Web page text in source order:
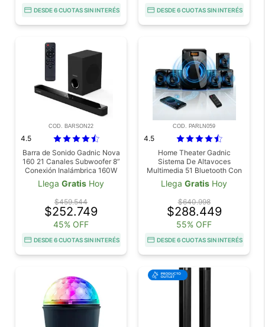
DESDE 6 CUOTAS SIN INTERÉS DESDE 6 CUOTAS SIN INTERÉS
COD. BARSON22
4.5
Barra de Sonido Gadnic Nova
160 21 Canales Subwoofer 8”
Conexión Inalámbrica 160W
Llega Gratis Hoy
$459.544
$252.749
45% OFF
DESDE 6 CUOTAS SIN INTERÉS
COD. PARLN059
4.5
Home Theater Gadnic
Sistema De Altavoces
Multimedia 51 Bluetooth Con
Subwoofer Amplificado 45W
Control Remoto Radio FM
RCA Para TV PC Y
Reproductores
Llega Gratis Hoy
$640.998
$288.449
55% OFF
DESDE 6 CUOTAS SIN INTERÉS